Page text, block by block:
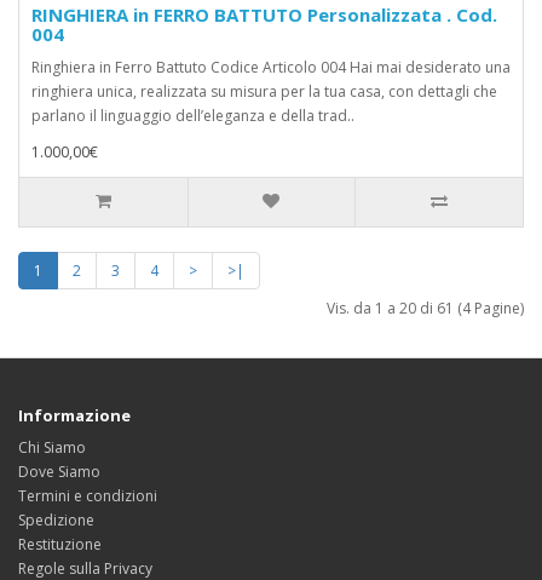
RINGHIERA in FERRO BATTUTO Personalizzata . Cod.
004
Ringhiera in Ferro Battuto Codice Articolo 004 Hai mai desiderato una
ringhiera unica, realizzata su misura per la tua casa, con dettagli che
parlano il linguaggio dell’eleganza e della trad..
1.000,00€
1 2 3 4 >
>|
Vis. da 1 a 20 di 61 (4 Pagine)
Informazione
Chi Siamo
Dove Siamo
Termini e condizioni
Spedizione
Restituzione
Regole sulla Privacy